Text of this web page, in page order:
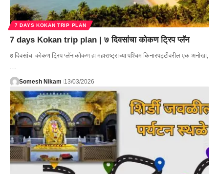
7 DAYS KOKAN TRIP PLAN
7 days Kokan trip plan | ७ दिवसांचा कोकण ट्रिप प्लॅन
७ दिवसांचा कोकण ट्रिप प्लॅन कोकण हा महाराष्ट्राच्या पश्चिम किनारपट्टीवरील एक अनोखा,
Somesh Nikam 13/03/2026